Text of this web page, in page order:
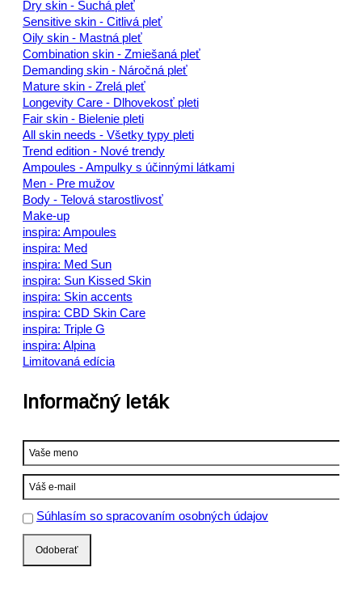
Dry skin - Suchá pleť
Sensitive skin - Citlivá pleť
Oily skin - Mastná pleť
Combination skin - Zmiešaná pleť
Demanding skin - Náročná pleť
Mature skin - Zrelá pleť
Longevity Care - Dlhovekosť pleti
Fair skin - Bielenie pleti
All skin needs - Všetky typy pleti
Trend edition - Nové trendy
Ampoules - Ampulky s účinnými látkami
Men - Pre mužov
Body - Telová starostlivosť
Make-up
inspira: Ampoules
inspira: Med
inspira: Med Sun
inspira: Sun Kissed Skin
inspira: Skin accents
inspira: CBD Skin Care
inspira: Triple G
inspira: Alpina
Limitovaná edícia
Informačný leták
Súhlasím so spracovaním osobných údajov